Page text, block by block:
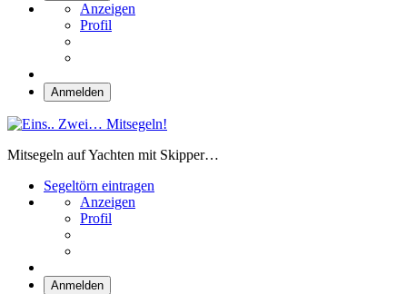
Anzeigen
Profil
Anmelden
Mitsegeln auf Yachten mit Skipper…
Segeltörn eintragen
Anzeigen
Profil
Anmelden